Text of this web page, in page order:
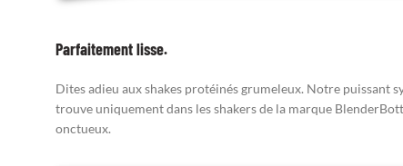
Parfaitement lisse.
Dites adieu aux shakes protéinés grumeleux. Notre puissant
trouve uniquement dans les shakers de la marque
onctueux.